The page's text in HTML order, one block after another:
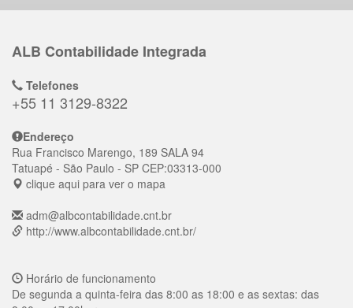
ALB Contabilidade Integrada
Telefones
+55 11 3129-8322
Endereço
Rua Francisco Marengo, 189 SALA 94
Tatuapé - São Paulo - SP CEP:03313-000
clique aqui para ver o mapa
adm@albcontabilidade.cnt.br
http://www.albcontabilidade.cnt.br/
Horário de funcionamento
De segunda a quinta-feira das 8:00 as 18:00 e as sextas: das